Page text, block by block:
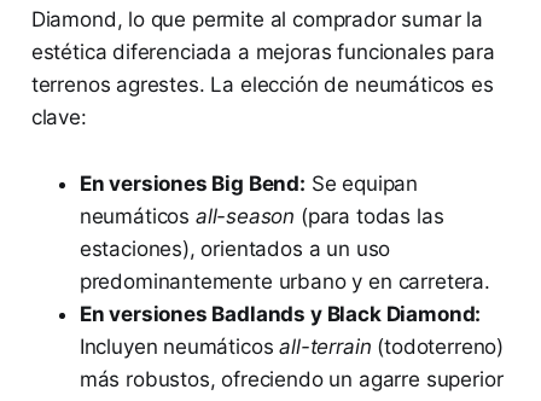
Diamond, lo que permite al comprador sumar la
estética diferenciada a mejoras funcionales para
terrenos agrestes. La elección de neumáticos es
clave:
En versiones Big Bend: Se equipan
neumáticos all-season (para todas las
estaciones), orientados a un uso
predominantemente urbano y en carretera.
En versiones Badlands y Black Diamond:
Incluyen neumáticosall-terrain (todoterreno)
más robustos, ofreciendo un agarre superior